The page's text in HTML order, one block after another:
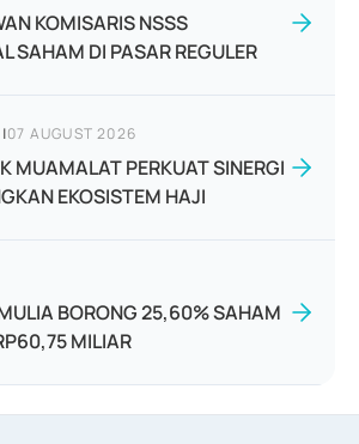
KOMISARIS NSSS
SAHAM DI PASAR REGULER
|07 AUGUST 2026
MUAMALAT PERKUAT SINERGI
EKOSISTEM HAJI
BORONG 25,60% SAHAM
MILIAR